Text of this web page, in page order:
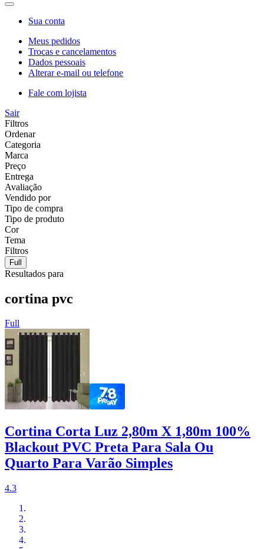
Sua conta
Meus pedidos
Trocas e cancelamentos
Dados pessoais
Alterar e-mail ou telefone
Fale com lojista
Sair
Filtros
Ordenar
Categoria
Marca
Preço
Entrega
Avaliação
Vendido por
Tipo de compra
Tipo de produto
Cor
Tema
Filtros
Full
Resultados para
cortina pvc
Full
Cortina Corta Luz 2,80m X 1,80m 100%
Blackout PVC Preta Para Sala Ou
Quarto Para Varão Simples
4.3